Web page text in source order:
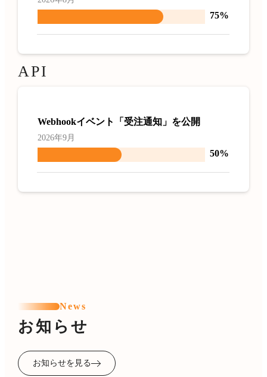
75%
API
Webhookイベント「受注通知」を公開
2026年9月
50%
News
お知らせ
お知らせを見る